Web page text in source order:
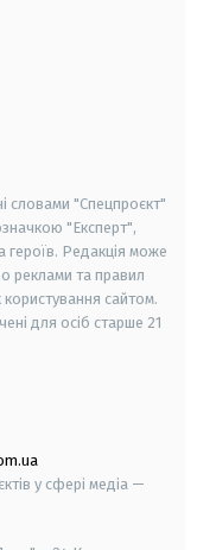
словами "Спецпроєкт"
"Експерт",
героїв. Редакція може
реклами та правил
сайтом.
для осіб старше 21
у сфері медіа —